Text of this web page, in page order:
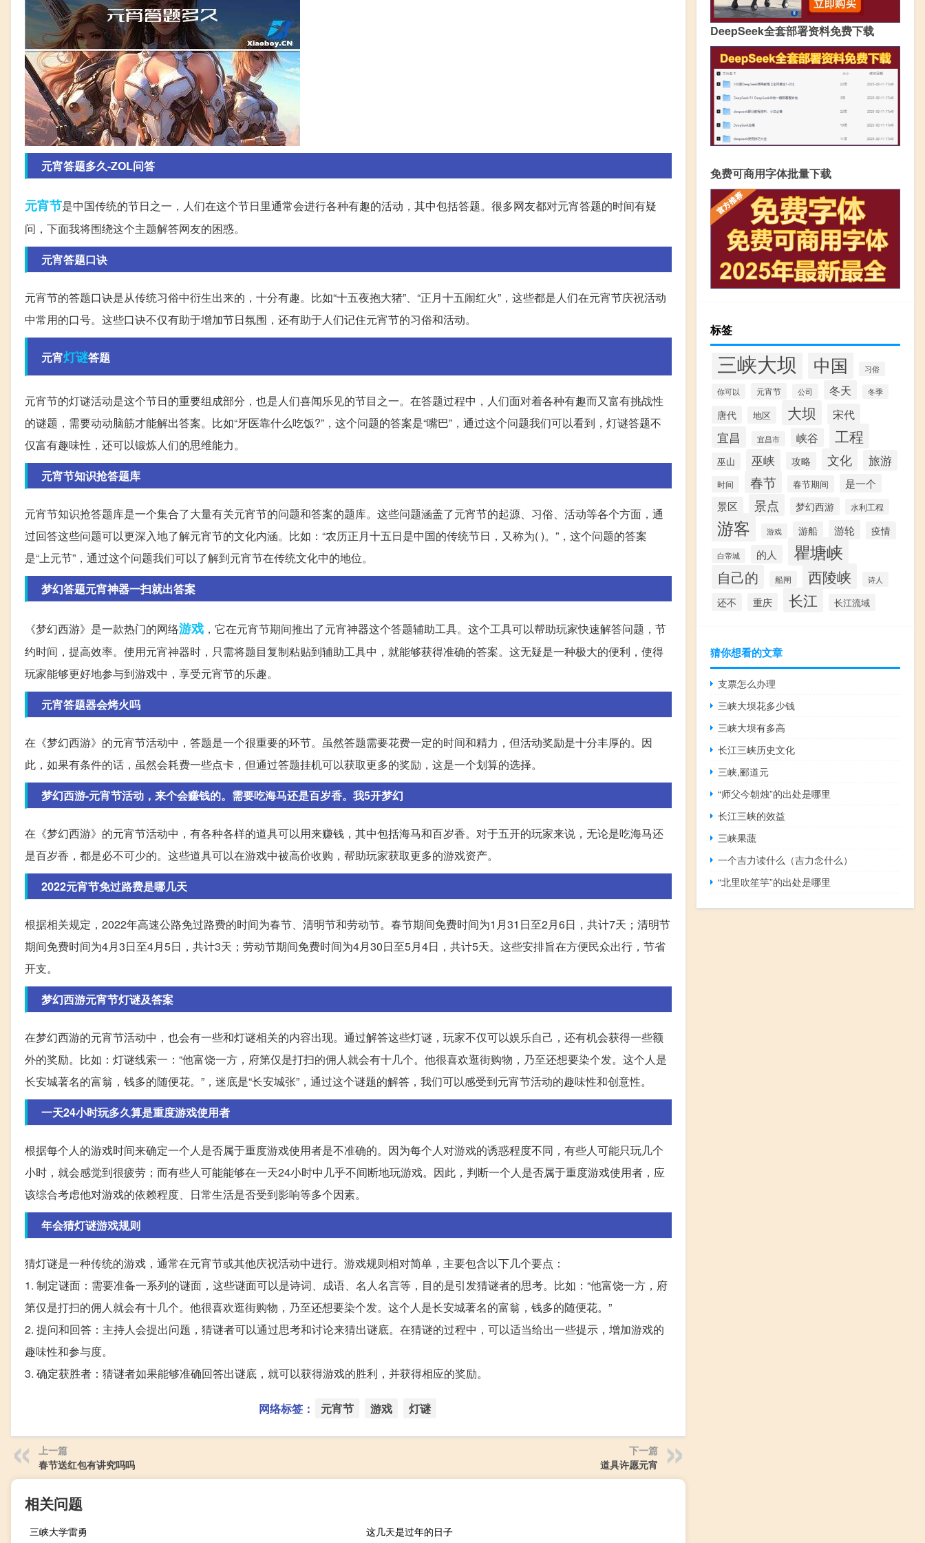
元宵答题多久-ZOL问答
元宵节是中国传统的节日之一，人们在这个节日里通常会进行各种有趣的活动，其中包括答题。很多网友都对元宵答题的时间有疑
问，下面我将围绕这个主题解答网友的困惑。
元宵答题口诀
元宵节的答题口诀是从传统习俗中衍生出来的，十分有趣。比如“十五夜抱大猪”、“正月十五闹红火”，这些都是人们在元宵节庆祝活动
中常用的口号。这些口诀不仅有助于增加节日氛围，还有助于人们记住元宵节的习俗和活动。
元宵灯谜答题
元宵节的灯谜活动是这个节日的重要组成部分，也是人们喜闻乐见的节目之一。在答题过程中，人们面对着各种有趣而又富有挑战性
的谜题，需要动动脑筋才能解出答案。比如“牙医靠什么吃饭?”，这个问题的答案是“嘴巴”，通过这个问题我们可以看到，灯谜答题不
仅富有趣味性，还可以锻炼人们的思维能力。
元宵节知识抢答题库
元宵节知识抢答题库是一个集合了大量有关元宵节的问题和答案的题库。这些问题涵盖了元宵节的起源、习俗、活动等各个方面，通
过回答这些问题可以更深入地了解元宵节的文化内涵。比如：“农历正月十五日是中国的传统节日，又称为( )。”，这个问题的答案
是“上元节”，通过这个问题我们可以了解到元宵节在传统文化中的地位。
梦幻答题元宵神器一扫就出答案
《梦幻西游》是一款热门的网络游戏 ，它在元宵节期间推出了元宵神器这个答题辅助工具。这个工具可以帮助玩家快速解答问题，节
约时间，提高效率。使用元宵神器时，只需将题目复制粘贴到辅助工具中，就能够获得准确的答案。这无疑是一种极大的便利，使得
玩家能够更好地参与到游戏中，享受元宵节的乐趣。
元宵答题器会烤火吗
在《梦幻西游》的元宵节活动中，答题是一个很重要的环节。虽然答题需要花费一定的时间和精力，但活动奖励是十分丰厚的。因
此，如果有条件的话，虽然会耗费一些点卡，但通过答题挂机可以获取更多的奖励，这是一个划算的选择。
梦幻西游-元宵节活动，来个会赚钱的。需要吃海马还是百岁香。我5开梦幻
在《梦幻西游》的元宵节活动中，有各种各样的道具可以用来赚钱，其中包括海马和百岁香。对于五开的玩家来说，无论是吃海马还
是百岁香，都是必不可少的。这些道具可以在游戏中被高价收购，帮助玩家获取更多的游戏资产。
2022元宵节免过路费是哪几天
根据相关规定，2022年高速公路免过路费的时间为春节、清明节和劳动节。春节期间免费时间为1月31日至2月6日，共计7天；清明节
期间免费时间为4月3日至4月5日，共计3天；劳动节期间免费时间为4月30日至5月4日，共计5天。这些安排旨在方便民众出行，节省
开支。
梦幻西游元宵节灯谜及答案
在梦幻西游的元宵节活动中，也会有一些和灯谜相关的内容出现。通过解答这些灯谜，玩家不仅可以娱乐自己，还有机会获得一些额
外的奖励。比如：灯谜线索一：“他富饶一方，府第仅是打扫的佣人就会有十几个。他很喜欢逛街购物，乃至还想要染个发。这个人是
长安城著名的富翁，钱多的随便花。”，迷底是“长安城张”，通过这个谜题的解答，我们可以感受到元宵节活动的趣味性和创意性。
一天24小时玩多久算是重度游戏使用者
根据每个人的游戏时间来确定一个人是否属于重度游戏使用者是不准确的。因为每个人对游戏的诱惑程度不同，有些人可能只玩几个
小时，就会感觉到很疲劳；而有些人可能能够在一天24小时中几乎不间断地玩游戏。因此，判断一个人是否属于重度游戏使用者，应
该综合考虑他对游戏的依赖程度、日常生活是否受到影响等多个因素。
年会猜灯谜游戏规则
猜灯谜是一种传统的游戏，通常在元宵节或其他庆祝活动中进行。游戏规则相对简单，主要包含以下几个要点：
1. 制定谜面：需要准备一系列的谜面，这些谜面可以是诗词、成语、名人名言等，目的是引发猜谜者的思考。比如：“他富饶一方，府
第仅是打扫的佣人就会有十几个。他很喜欢逛街购物，乃至还想要染个发。这个人是长安城著名的富翁，钱多的随便花。”
2. 提问和回答：主持人会提出问题，猜谜者可以通过思考和讨论来猜出谜底。在猜谜的过程中，可以适当给出一些提示，增加游戏的
趣味性和参与度。
3. 确定获胜者：猜谜者如果能够准确回答出谜底，就可以获得游戏的胜利，并获得相应的奖励。
网络标签： 元宵节 游戏 灯谜
上一篇
春节送红包有讲究吗吗
下一篇
道具许愿元宵
相关问题
三峡大学雷勇 这几天是过年的日子
DeepSeek全套部署资料免费下载
免费可商用字体批量下载
标签
三峡大坝 中国 习俗
你可以 元宵节 公司 冬天 冬季
唐代 地区 大坝 宋代
宜昌 宜昌市 峡谷 工程
巫山 巫峡 攻略 文化 旅游
时间 春节 春节期间
是一个
景区
景点 梦幻西游 水利工程
游客 游戏 游船 游轮 疫情
白帝城 的人 瞿塘峡
自己的 船闸 西陵峡 诗人
还不 重庆 长江 长江流域
猜你想看的文章
支票怎么办理
三峡大坝花多少钱
三峡大坝有多高
长江三峡历史文化
三峡,郦道元
“师父今朝烛”的出处是哪里
长江三峡的效益
三峡果蔬
一个吉力读什么（吉力念什么）
“北里吹笙竽”的出处是哪里